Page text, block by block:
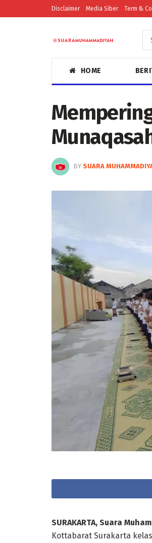
Disclaimer Media Siber Term &
HOME
BY SUARA
SURAKARTA, Suara
Kottabarat Surakarta